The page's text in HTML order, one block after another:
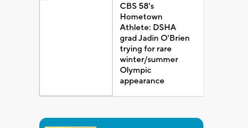
CBS 58's
Hometown
Athlete: DSHA
grad Jadin O'Brien
trying for rare
winter/summer
Olympic
appearance